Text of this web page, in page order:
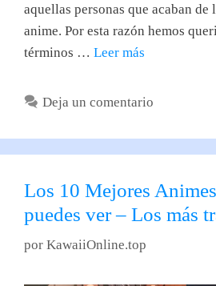
aquellas personas que acaban
anime. Por esta razón hemos
términos … Leer más
Deja un comentario
Los 10 Mejores
puedes ver – Los más
por KawaiiOnline.top